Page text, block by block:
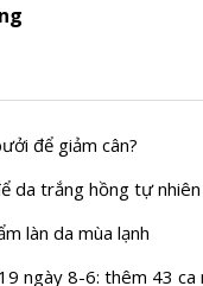
để giảm cân?
da trắng hồng tự
làn da mùa lạnh
ngày 8-6: thêm 43